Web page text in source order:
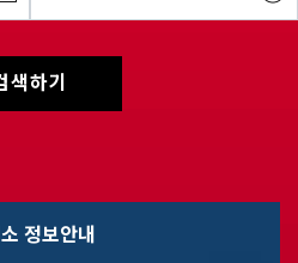
색하기
정보안내